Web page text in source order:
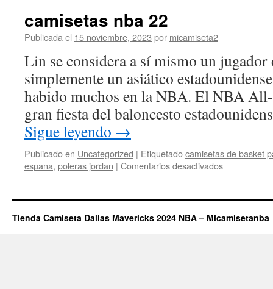
camisetas nba 22
Publicada el 15 noviembre, 2023 por micamiseta2
Lin se considera a sí mismo un jugador
simplemente un asiático
habido muchos en la NBA. El NBA
gran fiesta del baloncesto
Sigue leyendo →
Publicado en Uncategorized | Etiquetadocamisetas de basket
espana, poleras jordan | Comentarios desactivadosen
22
Tienda Camiseta Dallas Mavericks 2024 NBA – Micamisetanba